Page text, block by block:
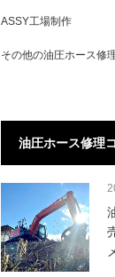
ASSY工場制作
その他の油圧ホース修
油圧ホース修理